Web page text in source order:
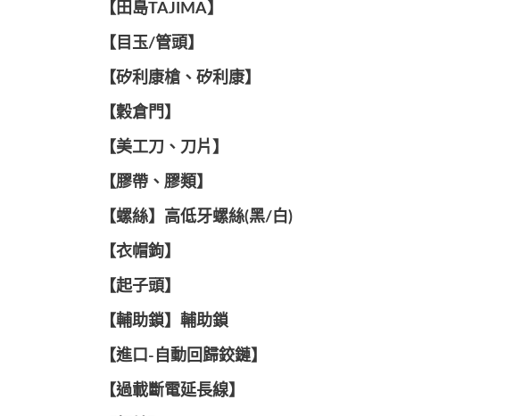
【田島TAJIMA】
【目玉/管頭】
【矽利康槍、矽利康】
【穀倉門】
【美工刀、刀片】
【膠帶、膠類】
【螺絲】高低牙螺絲(黑/白)
【衣帽鉤】
【起子頭】
【輔助鎖】輔助鎖
【進口-自動回歸鉸鏈】
【過載斷電延長線】